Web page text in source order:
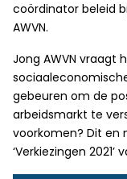
coördinator beleid
AWVN.
Jong AWVN vraagt
gebeuren om de
arbeidsmarkt te
voorkomen? Dit en
‘Verkiezingen 2021’